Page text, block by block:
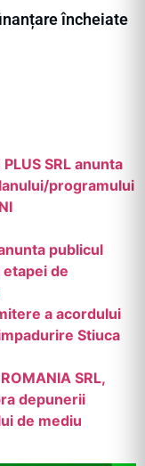
încheiate
PLUS SRL anunta
programului
publicul
de
a acordului
Stiuca
SRL,
depunerii
de mediu